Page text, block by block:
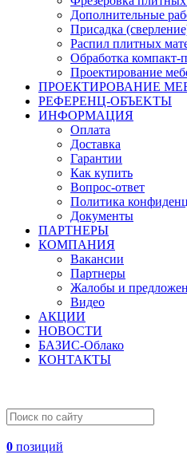
Дополнительные
Присадка
Распил плитных
Обработка компакт-
Проектирование
ПРОЕКТИРОВАНИЕ
РЕФЕРЕНЦ-ОБЪЕKТЫ
ИНФОРМАЦИЯ
Оплата
Доставка
Гарантии
Как купить
Вопрос-ответ
Политика
Документы
ПАРТНЕРЫ
КОМПАНИЯ
Вакансии
Партнеры
Жалобы и
Видео
АКЦИИ
НОВОСТИ
БАЗИС-Облако
КОНТАКТЫ
0 позиций